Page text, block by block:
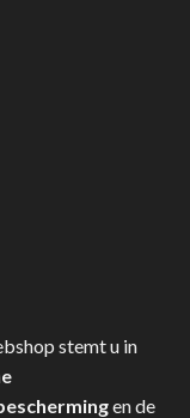
stemt u in
en de